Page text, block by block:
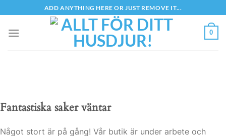
to
content
ADD ANYTHING HERE OR JUST REMOVE IT...
0
Fantastiska saker väntar
Något stort är på gång! Vår butik är under arbete och